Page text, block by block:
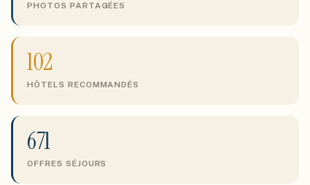
PHOTOS PARTAGÉES
102
HÔTELS RECOMMANDÉS
671
OFFRES SÉJOURS